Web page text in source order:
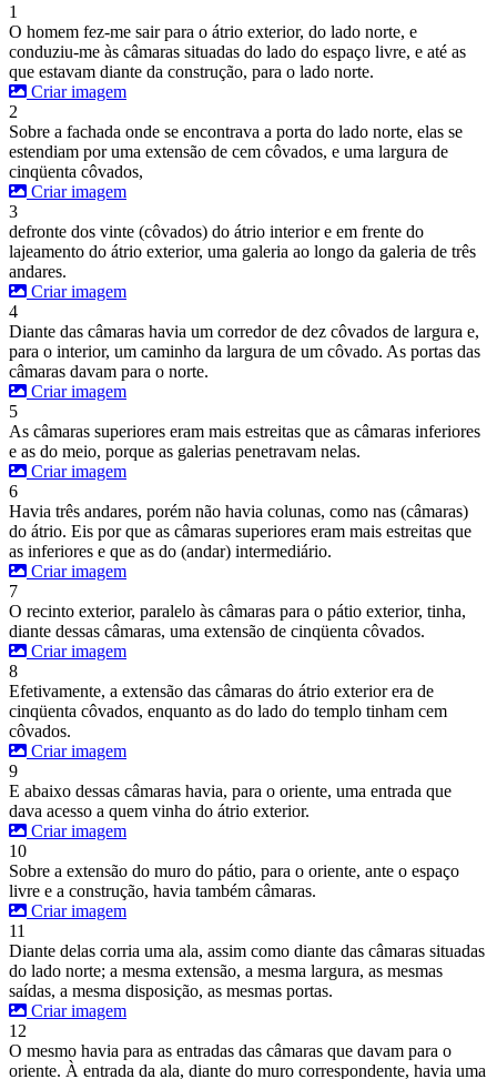
1
O homem fez-me sair para o átrio exterior, do lado norte, e
conduziu-me às câmaras situadas do lado do espaço livre, e até as
que estavam diante da construção, para o lado norte.
Criar imagem
2
Sobre a fachada onde se encontrava a porta do lado norte, elas se
estendiam por uma extensão de cem côvados, e uma largura de
cinqüenta côvados,
Criar imagem
3
defronte dos vinte (côvados) do átrio interior e em frente do
lajeamento do átrio exterior, uma galeria ao longo da galeria de três
andares.
Criar imagem
4
Diante das câmaras havia um corredor de dez côvados de largura e,
para o interior, um caminho da largura de um côvado. As portas das
câmaras davam para o norte.
Criar imagem
5
As câmaras superiores eram mais estreitas que as câmaras inferiores
e as do meio, porque as galerias penetravam nelas.
Criar imagem
6
Havia três andares, porém não havia colunas, como nas (câmaras)
do átrio. Eis por que as câmaras superiores eram mais estreitas que
as inferiores e que as do (andar) intermediário.
Criar imagem
7
O recinto exterior, paralelo às câmaras para o pátio exterior, tinha,
diante dessas câmaras, uma extensão de cinqüenta côvados.
Criar imagem
8
Efetivamente, a extensão das câmaras do átrio exterior era de
cinqüenta côvados, enquanto as do lado do templo tinham cem
côvados.
Criar imagem
9
E abaixo dessas câmaras havia, para o oriente, uma entrada que
dava acesso a quem vinha do átrio exterior.
Criar imagem
10
Sobre a extensão do muro do pátio, para o oriente, ante o espaço
livre e a construção, havia também câmaras.
Criar imagem
11
Diante delas corria uma ala, assim como diante das câmaras situadas
do lado norte; a mesma extensão, a mesma largura, as mesmas
saídas, a mesma disposição, as mesmas portas.
Criar imagem
12
O mesmo havia para as entradas das câmaras que davam para o
oriente. À entrada da ala, diante do muro correspondente, havia uma